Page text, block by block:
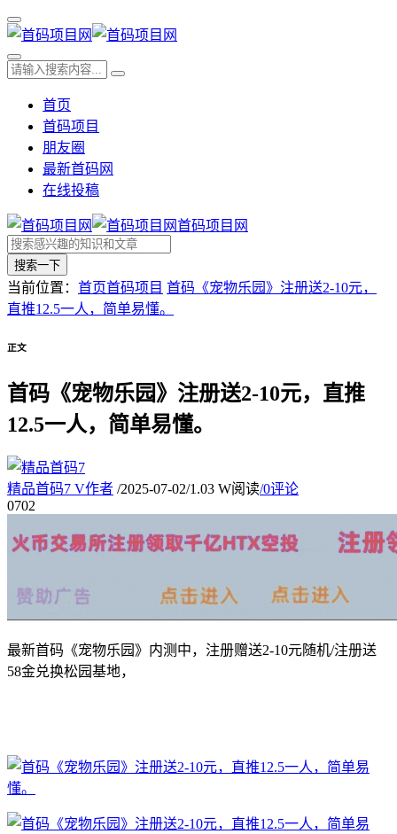
首页
首码项目
朋友圈
最新首码网
在线投稿
首码项目网
搜索一下
当前位置： 首页首码项目 首码《宠物乐园》注册送2-10元，
直推12.5一人，简单易懂。
正文
首码《宠物乐园》注册送2-10元，直推
12.5一人，简单易懂。
精品首码7 V作者 /2025-07-02/1.03 W阅读/0评论
0702
最新首码《宠物乐园》内测中，注册赠送2-10元随机/注册送
58金兑换松园基地，